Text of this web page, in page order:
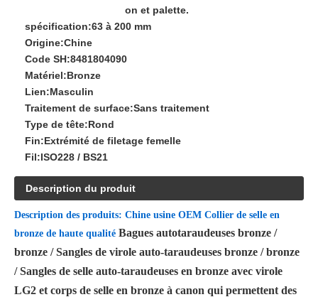
on et palette.
spécification:63 à 200 mm
Origine:Chine
Code SH:8481804090
Matériel:Bronze
Lien:Masculin
Traitement de surface:Sans traitement
Type de tête:Rond
Fin:Extrémité de filetage femelle
Fil:ISO228 / BS21
Description du produit
Description des produits: Chine usine OEM Collier de selle en
bronze de haute qualité Bagues autotaraudeuses bronze /
bronze / Sangles de virole auto-taraudeuses bronze / bronze
/ Sangles de selle auto-taraudeuses en bronze avec virole
LG2 et corps de selle en bronze à canon qui permettent des